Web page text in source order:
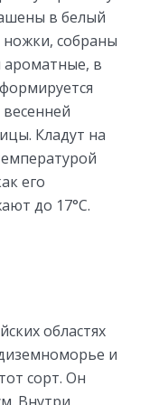
в белый
собраны
ароматные, в
Кладут на
его
до 17°С.
областях
и
сорт. Он
Внутри